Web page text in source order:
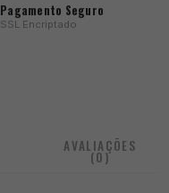
Pagamento Seguro
SSL Encriptado
AVALIAÇÕES
(0)